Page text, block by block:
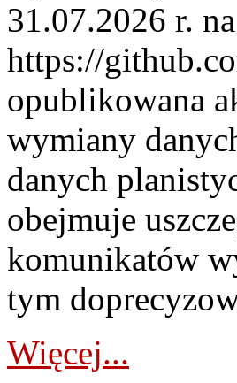
31.07.2026 r.
https://
opublikowana
wymiany
danych
obejmuje
komunikatów
tym
Więcej...